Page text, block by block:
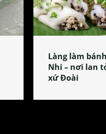
Làng làm
Nhi – nơi lan
xứ Đoài